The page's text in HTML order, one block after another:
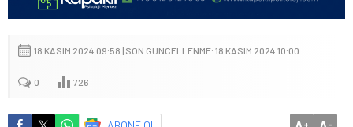
18 KASIM 2024 09:58 | SON GÜNCELLENME: 18 KASIM 2024 10:00
0 726
+ -